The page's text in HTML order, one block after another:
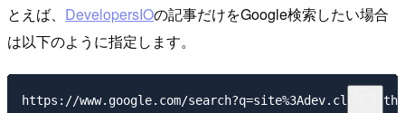
とえば、 DevelopersIOの記事だけをGoogle検索したい場合
は以下のように指定します。